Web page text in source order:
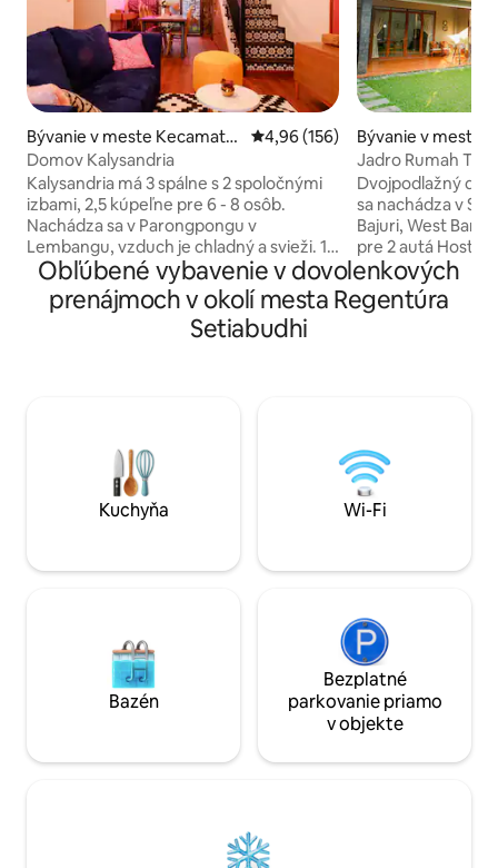
Bývanie v meste Kecamata
n Parongpong
Priemerné ohodnotenie 4,96 z
4,96 (156)
Domov Kalysandria
Kalysandria má 3 spálne s 2 spoločnými
izbami, 2,5 kúpeľne pre 6 - 8 osôb.
Nachádza sa v Parongpongu v
Lembangu, vzduch je chladný a svieži. 15
minút do zoologickej záhrady Lembang
Park, reštaurácie Kampung Daun, Dusun
Bambu. Poznámka: Sameday rezervácia
si vyžaduje komunikáciu
maximálne 2 autá K dispozícii je uvítacie
občerstvenie (chlieb, mlieko, instantné
rezance atď.)
Bývanie v meste
Jadro Rumah
Dvojpodlažný
sa nachádza v
Bajuri, West Bandung.
pre 2 autá Hosť bude mať prístup len na
prízemie, pretože
dovolenkový dom. Nachádza
blízkosti Veľkej Ázie v Afrike: 6,6 km, 20
v tomto objekte.
Obľúbené vybavenie v dovolenkových
prenájmoch v okolí mesta Regentúra
Setiabudhi
Kuchyňa Wi-Fi
Bazén
Bezplatné
parkovanie priamo
v objekte